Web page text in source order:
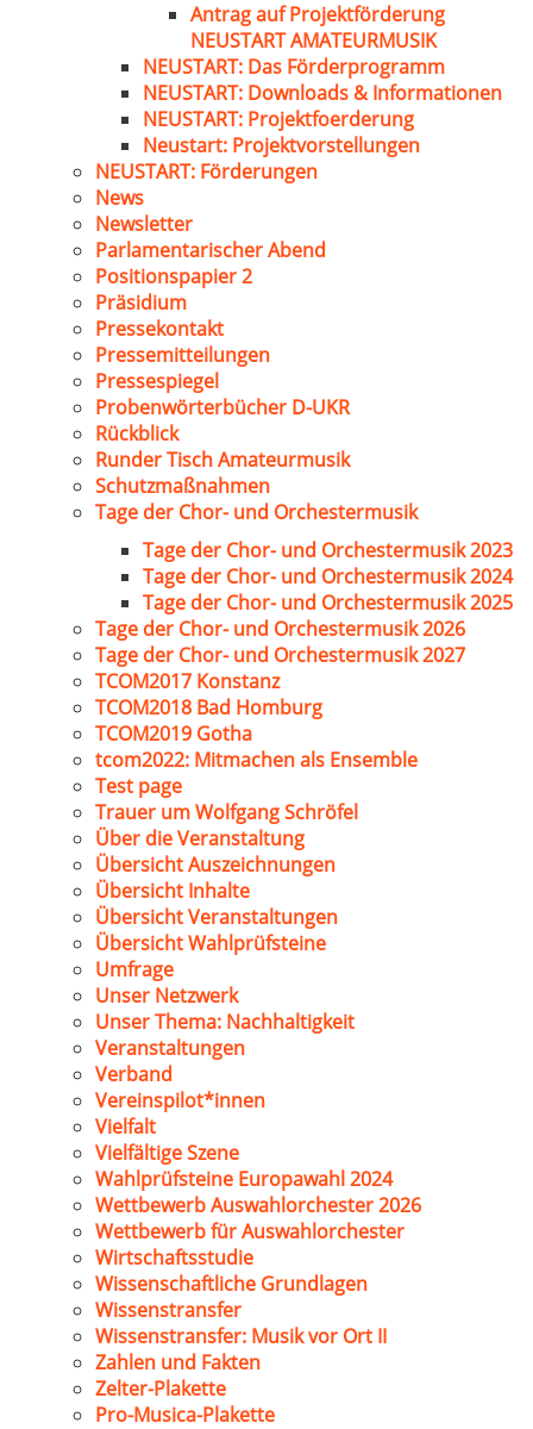
Antrag auf Projektförderung
NEUSTART AMATEURMUSIK
NEUSTART: Das Förderprogramm
NEUSTART: Downloads & Informationen
NEUSTART: Projektfoerderung
Neustart: Projektvorstellungen
NEUSTART: Förderungen
News
Newsletter
Parlamentarischer Abend
Positionspapier 2
Präsidium
Pressekontakt
Pressemitteilungen
Pressespiegel
Probenwörterbücher D-UKR
Rückblick
Runder Tisch Amateurmusik
Schutzmaßnahmen
Tage der Chor- und Orchestermusik
Tage der Chor- und Orchestermusik 2023
Tage der Chor- und Orchestermusik 2024
Tage der Chor- und Orchestermusik 2025
Tage der Chor- und Orchestermusik 2026
Tage der Chor- und Orchestermusik 2027
TCOM2017 Konstanz
TCOM2018 Bad Homburg
TCOM2019 Gotha
tcom2022: Mitmachen als Ensemble
Test page
Trauer um Wolfgang Schröfel
Über die Veranstaltung
Übersicht Auszeichnungen
Übersicht Inhalte
Übersicht Veranstaltungen
Übersicht Wahlprüfsteine
Umfrage
Unser Netzwerk
Unser Thema: Nachhaltigkeit
Veranstaltungen
Verband
Vereinspilot*innen
Vielfalt
Vielfältige Szene
Wahlprüfsteine Europawahl 2024
Wettbewerb Auswahlorchester 2026
Wettbewerb für Auswahlorchester
Wirtschaftsstudie
Wissenschaftliche Grundlagen
Wissenstransfer
Wissenstransfer: Musik vor Ort II
Zahlen und Fakten
Zelter-Plakette
Pro-Musica-Plakette